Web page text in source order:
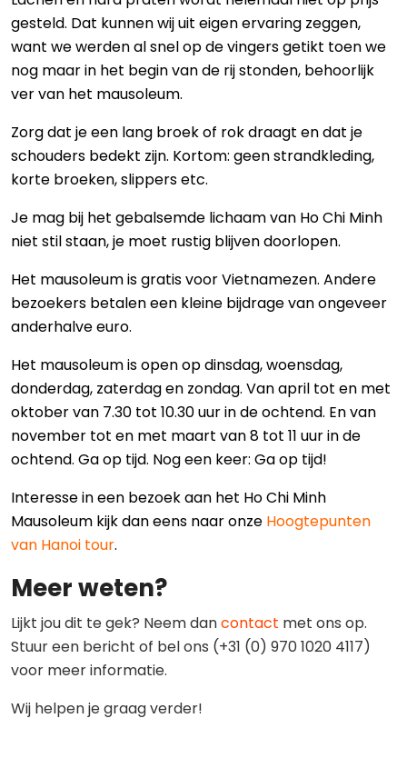
gesteld. Dat kunnen wij uit eigen ervaring zeggen,
want we werden al snel op de vingers getikt toen we
nog maar in het begin van de rij stonden, behoorlijk
ver van het mausoleum.
Zorg dat je een lang broek of rok draagt en dat je
schouders bedekt zijn. Kortom: geen strandkleding,
korte broeken, slippers etc.
Je mag bij het gebalsemde lichaam van Ho Chi Minh
niet stil staan, je moet rustig blijven doorlopen.
Het mausoleum is gratis voor Vietnamezen. Andere
bezoekers betalen een kleine bijdrage van ongeveer
anderhalve euro.
Het mausoleum is open op dinsdag, woensdag,
donderdag, zaterdag en zondag. Van april tot en met
oktober van 7.30 tot 10.30 uur in de ochtend. En van
november tot en met maart van 8 tot 11 uur in de
ochtend. Ga op tijd. Nog een keer: Ga op tijd!
Interesse in een bezoek aan het Ho Chi Minh
Mausoleum kijk dan eens naar onze Hoogtepunten
van Hanoi tour.
Meer weten?
Lijkt jou dit te gek? Neem dancontact met ons op.
Stuur een bericht of bel ons (+31 (0) 970 1020 4117)
voor meer informatie.
Wij helpen je graag verder!